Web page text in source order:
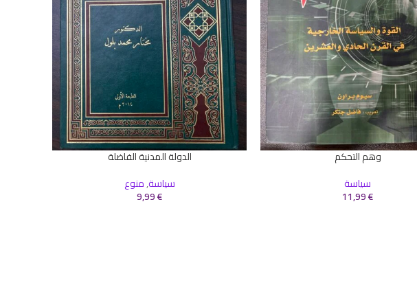
وهم التحكم
سياسة
11,99€
إضافة إلى السلةالدولة المدنية الفاضلة
سياسة,منوع
9,99€